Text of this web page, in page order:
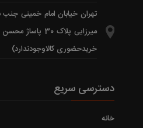
تهران خیابان امام خمینی
خریدحضوری کالاوجودندارد)
دسترسی سریع
خانه